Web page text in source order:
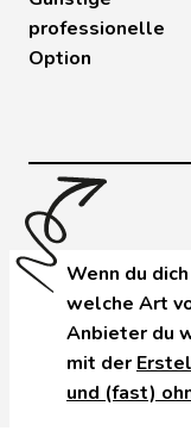
professionelle
Option
Wenn du
welche Art
Anbieter du
mit der
und (fast)